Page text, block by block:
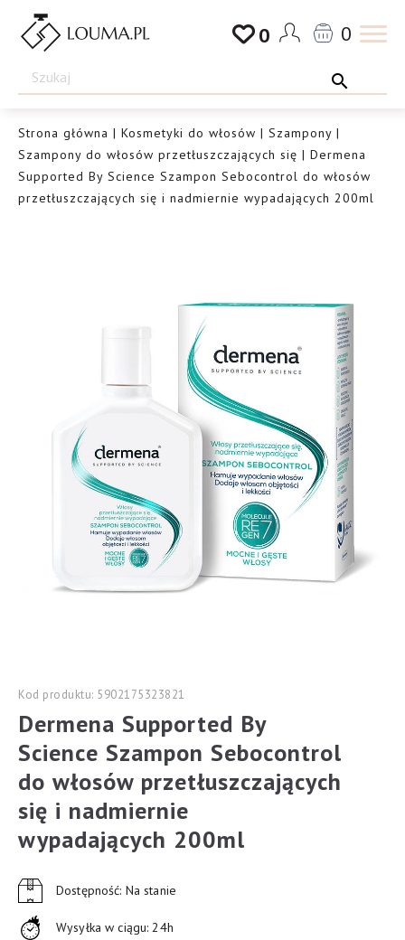
Przejdź
Drogeria
Louma.pl
0 0
Strona główna | Kosmetyki do włosów | Szampony |
Szampony do włosów przetłuszczających się | Dermena
Supported By Science Szampon Sebocontrol do włosów
przetłuszczających się i nadmiernie wypadających 200ml
Kod produktu: 5902175323821
Dermena Supported By
Science Szampon Sebocontrol
do włosów przetłuszczających
się i nadmiernie
wypadających 200ml
Dostępność: Na stanie
Wysyłka w ciągu: 24h